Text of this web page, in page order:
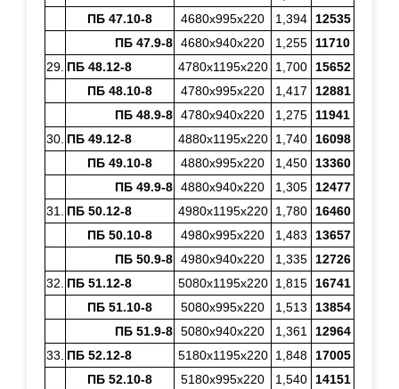
ПБ 47.10-8
4680х995х220 1,394
12535
ПБ 47.9-8 4680х940х220 1,255
11710
29. ПБ 48.12-8 4780х1195х220 1,700
15652
ПБ 48.10-8
4780х995х220 1,417
12881
ПБ 48.9-8 4780х940х220 1,275
11941
30. ПБ 49.12-8 4880х1195х220 1,740
16098
ПБ 49.10-8
4880х995х220 1,450
13360
ПБ 49.9-8 4880х940х220 1,305
12477
31.
ПБ 50.12-8 4980х1195х220 1,780
16460
ПБ 50.10-8
4980х995х220 1,483
13657
ПБ 50.9-8 4980х940х220 1,335
12726
32. ПБ 51.12-8 5080х1195х220 1,815
16741
ПБ 51.10-8
5080х995х220 1,513
13854
ПБ 51.9-8 5080х940х220 1,361
12964
33. ПБ 52.12-8 5180х1195х220 1,848
17005
ПБ 52.10-8
5180х995х220 1,540
14151